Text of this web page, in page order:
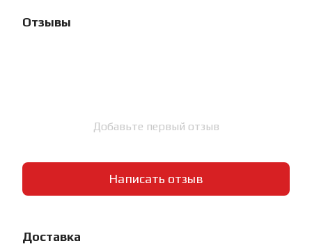
Отзывы
Добавьте первый отзыв
Написать отзыв
Доставка